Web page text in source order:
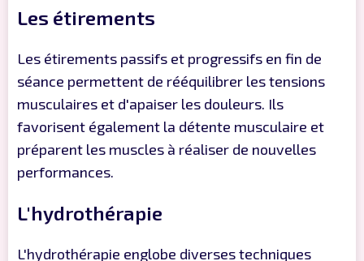
Les étirements
Les étirements passifs et progressifs en fin de
séance permettent de rééquilibrer les tensions
musculaires et d'apaiser les douleurs. Ils
favorisent également la détente musculaire et
préparent les muscles à réaliser de nouvelles
performances.
L'hydrothérapie
L'hydrothérapie englobe diverses techniques